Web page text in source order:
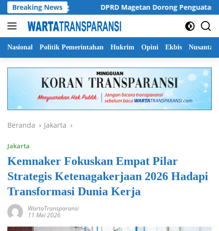
Langsung
ke
konten
Breaking News
di Malang DPRD Magetan Dorong Penguatan
Nasional Politik Pemerintahan Hukrim Opini Ekbis Nusantara
Beranda Jakarta
Jakarta
Kemnaker Fokuskan Empat Pilar
Strategis Ketenagakerjaan 2026 Hadapi
Transformasi Dunia Kerja
WartaTransparansi
11 Mei 2026